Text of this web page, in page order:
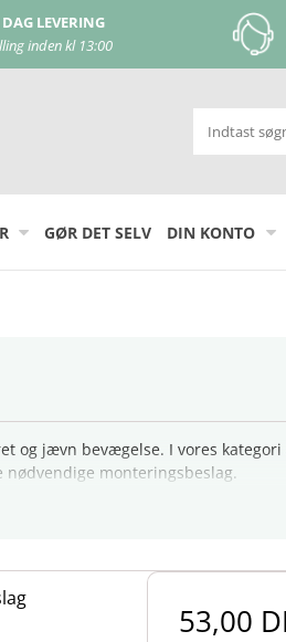
SUPPORT
os på44 22 17 44
GØR DET SELV DIN KONTO
og jævn bevægelse. I vores
monteringsbeslag.
53,00